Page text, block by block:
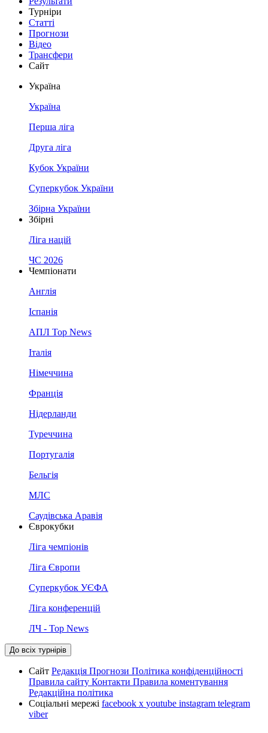
Турніри
Статті
Прогнози
Відео
Трансфери
Сайт
Україна
Україна
Перша ліга
Друга ліга
Кубок України
Суперкубок України
Збірна України
Збірні
Ліга націй
ЧС 2026
Чемпіонати
Англія
Іспанія
АПЛ Top News
Італія
Німеччина
Франція
Нідерланди
Туреччина
Португалія
Бельгія
МЛС
Саудівська Аравія
Єврокубки
Ліга чемпіонів
Ліга Європи
Суперкубок УЄФА
Ліга конференцій
ЛЧ - Top News
До всіх турнірів
Сайт Редакція Прогнози Політика конфіденційності
Правила сайту Контакти Правила коментування
Редакційна політика
Соціальні мережі facebook x youtube instagram telegram
viber